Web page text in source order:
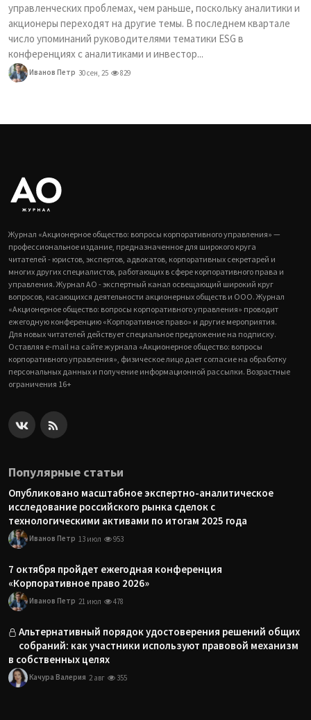
управленческих проблемах, чем раньше, поскольку аналитики и
акционеры переходят на другие темы. В последнем квартале
число упоминаний руководителями тематики ESG в
конференциях с аналитиками и инвестор...
Иванов Петр 30 сен, 25 829
Журнал «Акционерное общество: вопросы корпоративного управления» —
профессиональное издание, предназначенное для широкого круга
читателей - юристов, экспертов, адвокатов, корпоративных секретарей и
многих других специалистов, работающих в сфере корпоративного права и
управления. Журнал АО - экспертный канал освещающий широкий круг
вопросов, касающихся деятельности акционерных обществ и ООО. Журнал
«Акционерное общество: вопросы корпоративного управления» проводит
ежегодную конференцию «Корпоративное право» и другие мероприятия.
Для новых читателей действует специальное предложение на подписку.
Оставляя e-mail на сайте журнала «Акционерное общество: вопросы
корпоративного управления», физическое лицо дает согласие на обработку
персональных данных и получение информационной рассылки. Возрастные
ограничения 16+
Популярные статьи
Опубликовано масштабное экспертно-аналитическое
исследование российского рынка сделок с
технологическими активами по итогам 2025 года
Иванов Петр 13 июл 953
7 октября пройдет ежегодная конференция
«Корпоративное право 2026»
Иванов Петр 21 июл 478
Альтернативный порядок удостоверения решений общих
собраний: как участники используют правовой механизм
в собственных целях
Качура Валерия 2 авг 355